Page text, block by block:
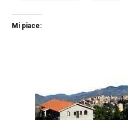
Mi piace: